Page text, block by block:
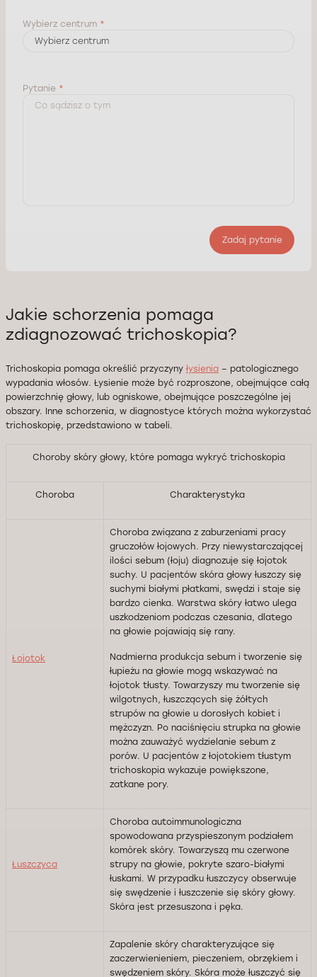
Wybierz centrum *
Pytanie *
Zadaj pytanie
Jakie schorzenia pomaga
zdiagnozować trichoskopia?
Trichoskopia pomaga określić przyczyny łysienia – patologicznego
wypadania włosów. Łysienie może być rozproszone, obejmujące całą
powierzchnię głowy, lub ogniskowe, obejmujące poszczególne jej
obszary. Inne schorzenia, w diagnostyce których można wykorzystać
trichoskopię, przedstawiono w tabeli.
Choroby skóry głowy, które pomaga wykryć trichoskopia
Choroba Charakterystyka
Łojotok
Choroba związana z zaburzeniami pracy
gruczołów łojowych. Przy niewystarczającej
ilości sebum (łoju) diagnozuje się łojotok
suchy. U pacjentów skóra głowy łuszczy się
suchymi białymi płatkami, swędzi i staje się
bardzo cienka. Warstwa skóry łatwo ulega
uszkodzeniom podczas czesania, dlatego
na głowie pojawiają się rany.
Nadmierna produkcja sebum i tworzenie się
łupieżu na głowie mogą wskazywać na
łojotok tłusty. Towarzyszy mu tworzenie się
wilgotnych, łuszczących się żółtych
strupów na głowie u dorosłych kobiet i
mężczyzn. Po naciśnięciu strupka na głowie
można zauważyć wydzielanie sebum z
porów. U pacjentów z łojotokiem tłustym
trichoskopia wykazuje powiększone,
zatkane pory.
Łuszczyca
Choroba autoimmunologiczna
spowodowana przyspieszonym podziałem
komórek skóry. Towarzyszą mu czerwone
strupy na głowie, pokryte szaro-białymi
łuskami. W przypadku łuszczycy obserwuje
się swędzenie i łuszczenie się skóry głowy.
Skóra jest przesuszona i pęka.
Zapalenie skóry charakteryzujące się
zaczerwienieniem, pieczeniem, obrzękiem i
swędzeniem skóry. Skóra może łuszczyć się